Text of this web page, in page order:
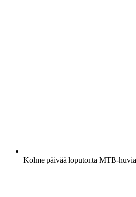
Kolme päivää loputonta MTB-huvia